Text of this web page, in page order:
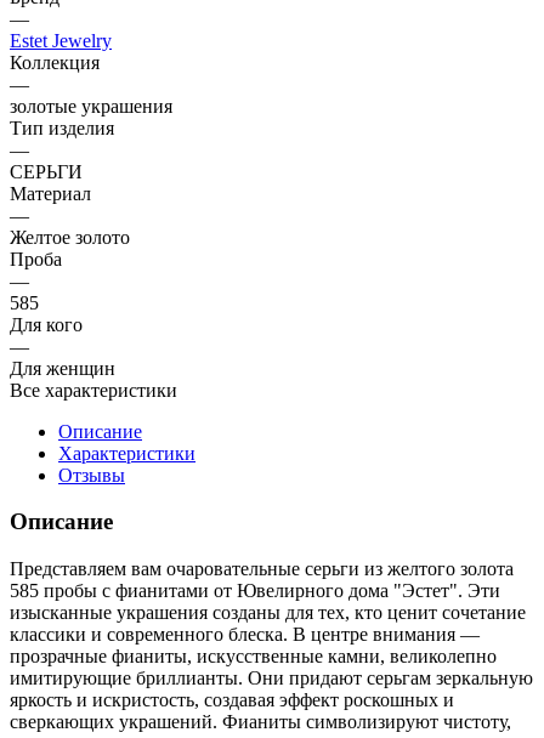
—
Estet Jewelry
Коллекция
—
золотые украшения
Тип изделия
—
СЕРЬГИ
Материал
—
Желтое золото
Проба
—
585
Для кого
—
Для женщин
Все характеристики
Описание
Характеристики
Отзывы
Описание
Представляем вам очаровательные серьги из желтого золота
585 пробы с фианитами от Ювелирного дома "Эстет". Эти
изысканные украшения созданы для тех, кто ценит сочетание
классики и современного блеска. В центре внимания —
прозрачные фианиты, искусственные камни, великолепно
имитирующие бриллианты. Они придают серьгам зеркальную
яркость и искристость, создавая эффект роскошных и
сверкающих украшений. Фианиты символизируют чистоту,